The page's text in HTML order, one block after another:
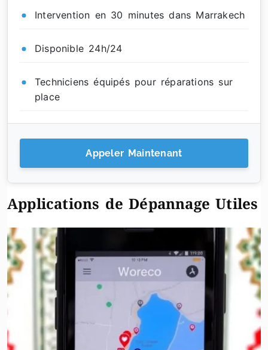
Intervention en 30 minutes dans Marrakech
Disponible 24h/24
Techniciens équipés pour réparations sur
place
Appeler Maintenant
Applications de Dépannage Utiles